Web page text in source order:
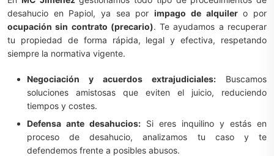
desahucio en Papiol, ya sea porimpago de alquilero por
ocupación sin contrato (precario). Te ayudamos a recuperar
tu propiedad de forma rápida, legal y efectiva, respetando
siempre la normativa vigente.
Negociación y acuerdos extrajudiciales: Buscamos
soluciones amistosas que eviten el juicio, reduciendo
tiempos y costes.
Defensa ante desahucios: Si eres inquilino y estás en
proceso de desahucio, analizamos tu caso y te
defendemos frente a posibles abusos.